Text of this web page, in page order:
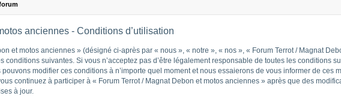
anciennes - Conditions d’utilisation
et motos anciennes » (désigné ci-après par « nous », « notre », « nos », « Forum Terrot / Magnat
conditions suivantes. Si vous n’acceptez pas d’être légalement responsable de toutes les conditions
modifier ces conditions à n’importe quel moment et nous essaierons de vous informer de
continuez à participer à « Forum Terrot / Magnat Debon et motos anciennes » après que des
à jour.